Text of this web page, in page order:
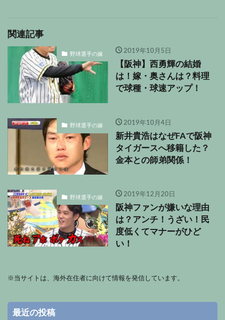
関連記事
野球選手の嫁 2019年10月5日
【阪神】西勇輝の結婚
は！嫁・奥さんは？料理
で球種・球速アップ！
野球選手の嫁 2019年10月4日
新井貴浩はなぜFAで阪神
タイガースへ移籍した？
金本との師弟関係！
野球選手の嫁 2019年12月20日
阪神ファンが嫌いな理由
は？アンチ！うざい！民
度低くてマナーがひど
い！
※ 当サイトは、海外在住者に向けて情報を発信しています。
最近の投稿